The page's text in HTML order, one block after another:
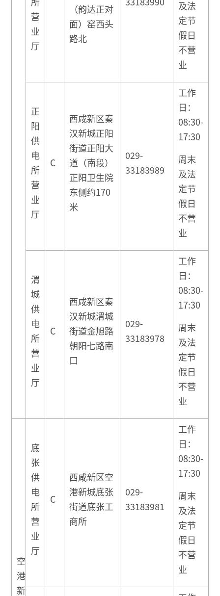
营
业
厅
（韵达正对
面）窑西头
路北
及法
定节
假日
不营
业
正
阳
供
电
所
营
业
厅
C
西咸新区秦
汉新城正阳
街道正阳大
道（南段）
正阳卫生院
东侧约170
米
029-
33183989
工作
日：
08:30-
17:30
周末
及法
定节
假日
不营
业
渭
城
供
电
所
营
业
厅
C
西咸新区秦
汉新城渭城
街道金旭路
朝阳七路南
口
029-
33183978
工作
日：
08:30-
17:30
周末
及法
定节
假日
不营
业
空
港
新
底
张
供
电
所
营
业
厅
C
西咸新区空
港新城底张
街道底张工
商所
029-
33183981
工作
日：
08:30-
17:30
周末
及法
定节
假日
不营
业